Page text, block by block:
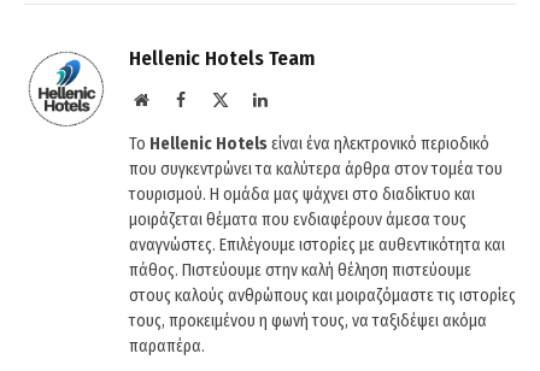
Hellenic Hotels Team
WebsiteFacebook LinkedIn
Το Hellenic Hotelsείναι ένα ηλεκτρονικό περιοδικό
που συγκεντρώνει τα καλύτερα άρθρα στον τομέα του
τουρισμού. Η ομάδα μας ψάχνει στο διαδίκτυο και
μοιράζεται θέματα που ενδιαφέρουν άμεσα τους
αναγνώστες. Επιλέγουμε ιστορίες με αυθεντικότητα και
πάθος. Πιστεύουμε στην καλή θέληση πιστεύουμε
στους καλούς ανθρώπους και μοιραζόμαστε τις ιστορίες
τους, προκειμένου η φωνή τους, να ταξιδέψει ακόμα
παραπέρα.